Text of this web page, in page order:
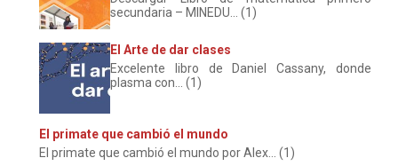
secundaria – MINEDU... (1)
El Arte de dar clases
Excelente libro de Daniel Cassany, donde
plasma con... (1)
El primate que cambió el mundo
El primate que cambió el mundo por Alex... (1)